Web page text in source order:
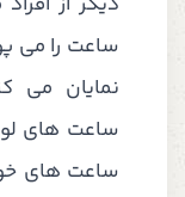
ساعت را می
نمایان می
ساعت های
ساعت های